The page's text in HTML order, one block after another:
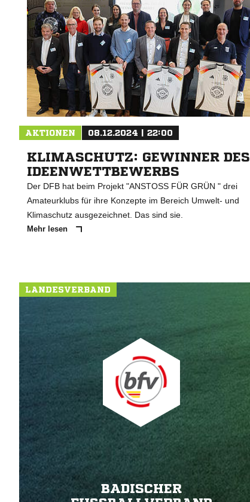
AKTIONEN 08.12.2024 | 22:00
KLIMASCHUTZ: GEWINNER DES
IDEENWETTBEWERBS
Der DFB hat beim Projekt "ANSTOSS FÜR GRÜN " drei
Amateurklubs für ihre Konzepte im Bereich Umwelt- und
Klimaschutz ausgezeichnet. Das sind sie.
Mehr lesen
LANDESVERBAND
BADISCHER